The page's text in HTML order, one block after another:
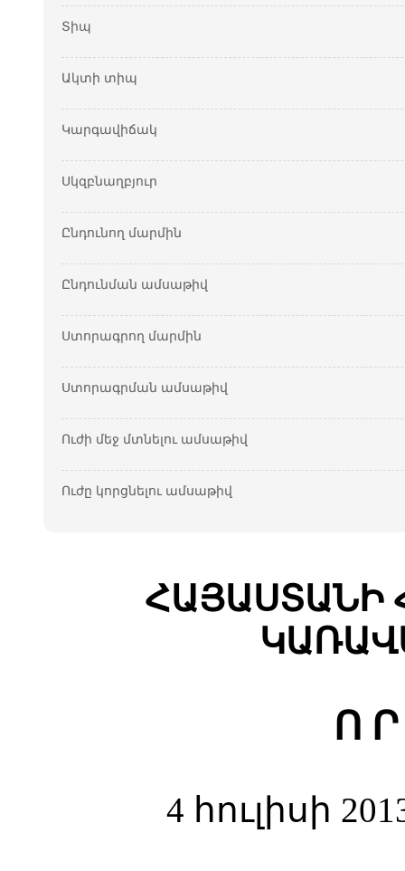
Տիպ
Ակտի տիպ
Կարգավիճակ
Սկզբնաղբյուր
Ընդունող մարմին
Ընդունման ամսաթիվ
Ստորագրող մարմին
Ստորագրման ամսաթիվ
Ուժի մեջ մտնելու ամսաթիվ
Ուժը կորցնելու ամսաթիվ
ՀԱՅԱՍՏԱՆԻ
Ո
4 հուլիսի